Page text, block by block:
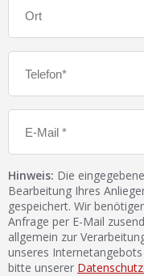
Hinweis: Die
Bearbeitung Ihres
gespeichert. Wir
Anfrage per E-Mail
allgemein zur
unseres
bitte unserer